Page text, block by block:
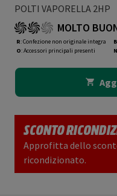
POLTI VAPORELLA 2HP
MOLTO
R: Confezione non originale integra
O: Accessori principali presenti
B
N
SCONTO
Approfitta dello
ricondizionato.